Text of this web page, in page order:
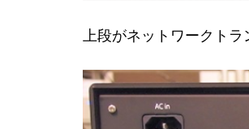
上段がネットワークトラ